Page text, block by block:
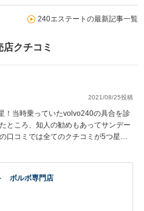
240エステートの最新記事一覧
クチコミ
2021/08/25投稿
当時乗っていたvolvo240の具合を診
ところ、知人の勧めもあってサンデー
口コミでは全てのクチコミが5つ星だ
ぶかしい気になりましたがお店を訪ね
だときには「やっかいな車が来た
違った部品が取り付けられている始
の安堵感は今でも忘れられません。ク
ボルボ専門店